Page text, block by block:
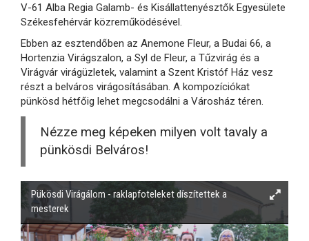
V-61 Alba Regia Galamb- és Kisállattenyésztők Egyesülete
Székesfehérvár közreműködésével.
Ebben az esztendőben az Anemone Fleur, a Budai 66, a
Hortenzia Virágszalon, a Syl de Fleur, a Tűzvirág és a
Virágvár virágüzletek, valamint a Szent Kristóf Ház vesz
részt a belváros virágosításában. A kompozíciókat
pünkösd hétfőig lehet megcsodálni a Városház téren.
Nézze meg képeken milyen volt tavaly a
pünkösdi Belváros!
Pükösdi Virágálom - raklapfoteleket díszítettek a
mesterek